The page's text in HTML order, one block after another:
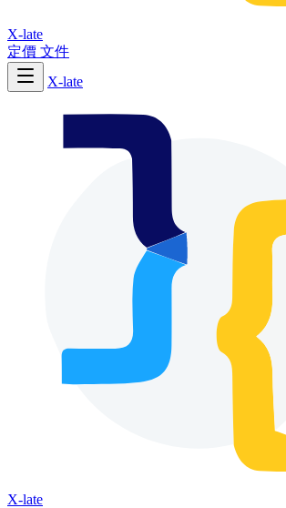
X-late
定價 文件
X-late
X-late